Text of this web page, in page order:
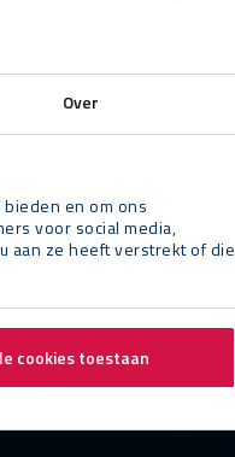
Over
en om ons
voor social media,
aan ze heeft verstrekt of die
cookies toestaan